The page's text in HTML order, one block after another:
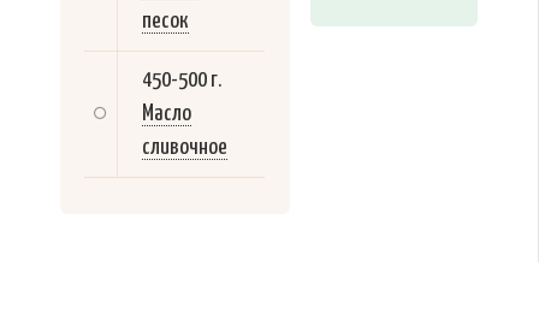
песок
450-500 г.
Масло
сливочное